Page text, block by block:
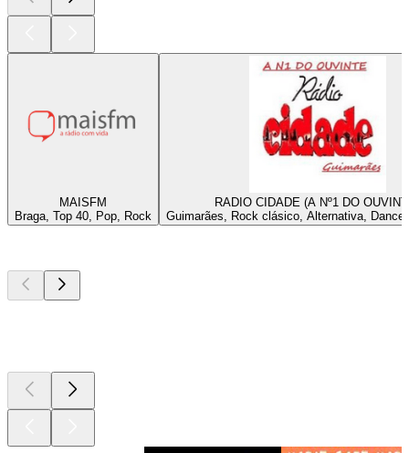
MAISFM
Braga, Top 40, Pop, Rock
RADIO CIDADE (A Nº1 DO
Guimarães, Rock clásico, Alternativa,